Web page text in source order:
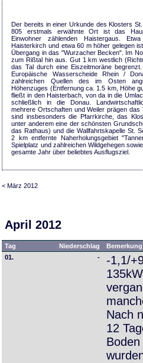
Der bereits in einer Urkunde des Klosters
805 erstmals erwähnte Ort ist das
Einwohner zählenden Haistergaus.
Haisterkirch und etwa 60 m höher gelegen
Übergang in das "Wurzacher Becken". Im
zum Rißtal hin aus. Gut 1 km westlich
das Tal durch eine Eiszeitmoräne
Europäische Wasserscheide Rhein /
zahlreichen Quellen des im Osten
Höhenzuges (Entfernung ca. 1.5 km, Höhe
fließt in den Haisterbach, von da in die
schließlich in die Donau.
mehrere Ortschaften und Weiler prägen das
sind insbesonders die Pfarrkirche, das
unter anderem eine der schönsten
das Rathaus) und die Wallfahrtskapelle St.
2 km entfernte Naherholungsgebiet
Spielplatz und zahlreichen Wildgehegen
gesamte Jahr über beliebtes Ausflugsziel.
< März 2012
April 2012
Tag Niederschlag
Bemerkung
01.
-
-1,1/
Nach
12